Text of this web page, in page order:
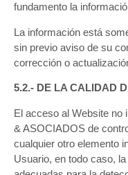
fundamento la
La información está
sin previo aviso de su
corrección o
5.2.- DE LA CALIDAD
El acceso al Website no
& ASOCIADOS de
cualquier otro elemento
Usuario, en todo caso,